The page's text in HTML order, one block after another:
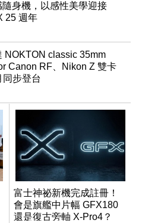
隨身機，以感性美學迎接
25 週年
NOKTON classic 35mm
Canon RF、Nikon Z 雙卡
同步登台
富士神祕新機完成註冊！
會是旗艦中片幅 GFX180
還是復古旁軸 X-Pro4？